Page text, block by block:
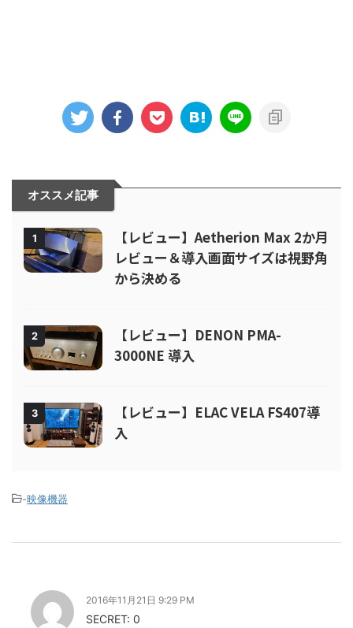
オススメ記事
1
【レビュー】Aetherion Max 2か月
レビュー＆導入画面サイズは視野角
から決める
2
【レビュー】DENON PMA-
3000NE 導入
3
【レビュー】ELAC VELA FS407導
入
-映像機器
2016年11月21日 9:29 PM
SECRET: 0